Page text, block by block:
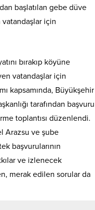
başlatılan gebe düve
için
bırakıp köyüne
vatandaşlar için
kapsamında, Büyükşehir
tarafından başvuru
toplantısı düzenlendi.
Arazsu ve şube
başvurularının
ve izlenecek
merak edilen sorular da